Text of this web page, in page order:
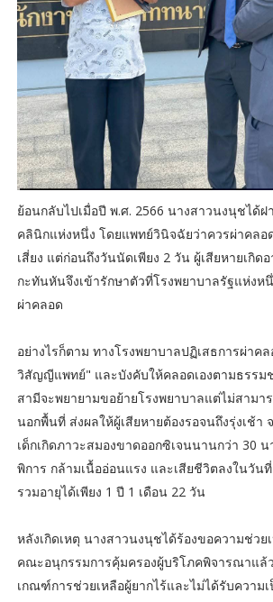
ย้อนกลับไปเมื่อปี พ.ศ. 2566 นางสาวนงนุชได้
คลินิกแห่งหนึ่ง โดยแพทย์วินิจฉัยว่าควรผ่าคลอ
เสี่ยง แต่ก่อนถึงวันนัดเพียง 2 วัน ผู้เสียหายเกิด
กะทันหันจึงเข้ารักษาตัวที่โรงพยาบาลรัฐแห่งห
ผ่าคลอด
อย่างไรก็ตาม ทางโรงพยาบาลปฏิเสธการผ่าค
วิสัญญีแพทย์" และบังคับให้คลอดเองตามธรรม
สามีจะพยายามขอย้ายโรงพยาบาลแต่ไม่สามา
นอกพื้นที่ ส่งผลให้ผู้เสียหายต้องรอจนถึงรุ่งเช้
เด็กเกิดภาวะสมองขาดออกซิเจนนานกว่า 30 น
พิการ กล้ามเนื้ออ่อนแรง และเสียชีวิตลงในวัน
รวมอายุได้เพียง 1 ปี 1 เดือน 22 วัน
หลังเกิดเหตุ นางสาวนงนุชได้ร้องขอความช่วย
คณะอนุกรรมการคุ้มครองผู้บริโภคพิจารณาแล้
เกณฑ์การช่วยเหลือผู้ยากไร้และไม่ได้รับความ